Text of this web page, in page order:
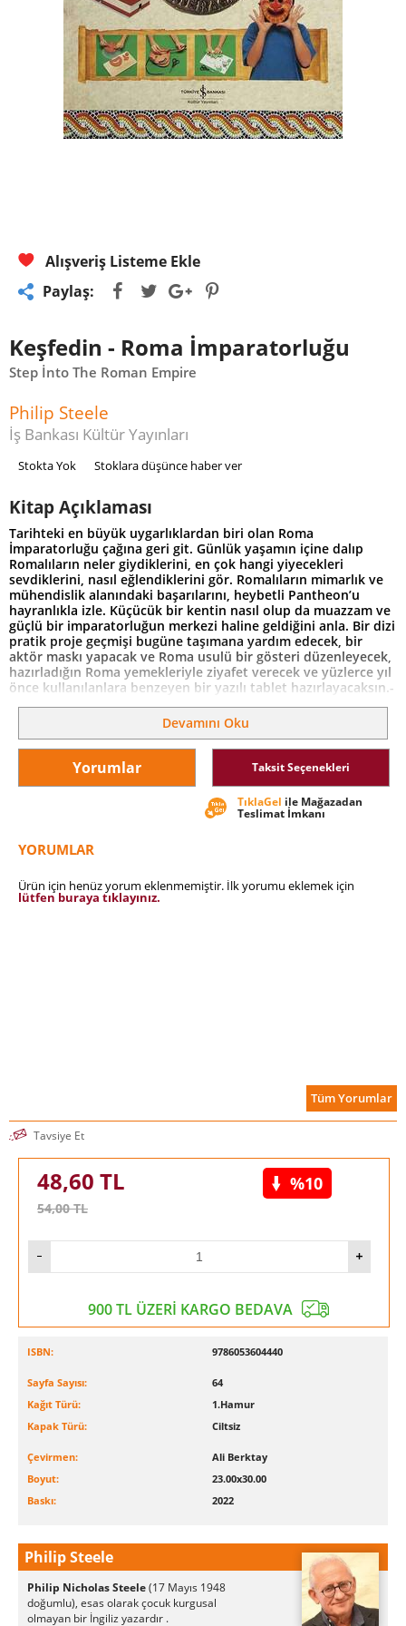
Alışveriş Listeme Ekle
Paylaş:
Keşfedin - Roma İmparatorluğu
Step İnto The Roman Empire
Philip Steele
İş Bankası Kültür Yayınları
Stokta Yok Stoklara düşünce haber ver
Kitap Açıklaması
Tarihteki en büyük uygarlıklardan biri olan Roma
İmparatorluğu çağına geri git. Günlük yaşamın içine dalıp
Romalıların neler giydiklerini, en çok hangi yiyecekleri
sevdiklerini, nasıl eğlendiklerini gör. Romalıların mimarlık ve
mühendislik alanındaki başarılarını, heybetli Pantheon’u
hayranlıkla izle. Küçücük bir kentin nasıl olup da muazzam ve
güçlü bir imparatorluğun merkezi haline geldiğini anla. Bir dizi
pratik proje geçmişi bugüne taşımana yardım edecek, bir
aktör maskı yapacak ve Roma usulü bir gösteri düzenleyecek,
hazırladığın Roma yemekleriyle ziyafet verecek ve yüzlerce yıl
önce kullanılanlara benzeyen bir yazılı tablet hazırlayacaksın.-
Adım adım ilerleyen 15 proje ile geçmişi yeniden yaratma
olanağı bulacaksın-Gerçek olayların konu edildiği kutular,
sağlayacak-300’den fazla renkli fotoğraf ve illüstrasyon, tarih
haritaları ve resimli bir zaman çizelgesi-8-14 yaş arası için
Devamını Oku
Yorumlar Taksit Seçenekleri
TıklaGel ile Mağazadan
Teslimat İmkanı
YORUMLAR
Ürün için henüz yorum eklenmemiştir. İlk yorumu eklemek için
lütfen buraya tıklayınız.
Tüm Yorumlar
Tavsiye Et
48,60 TL
54,00TL
%10
900 TL ÜZERİ KARGO BEDAVA
ISBN: 9786053604440
Sayfa Sayısı:
64
Kağıt Türü:
1.Hamur
Kapak Türü:
Ciltsiz
Çevirmen:
Ali Berktay
Boyut:
23.00x30.00
Baskı:
2022
Philip Steele
Philip Nicholas Steele(17 Mayıs 1948
doğumlu), esas olarakçocuk kurgusal
olmayan bir İngiliz yazardır .